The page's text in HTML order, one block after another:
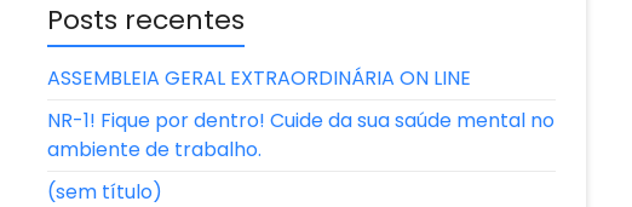
Posts recentes
ASSEMBLEIA GERAL EXTRAORDINÁRIA ON LINE
NR-1! Fique por dentro! Cuide da sua saúde mental no
ambiente de trabalho.
(sem título)